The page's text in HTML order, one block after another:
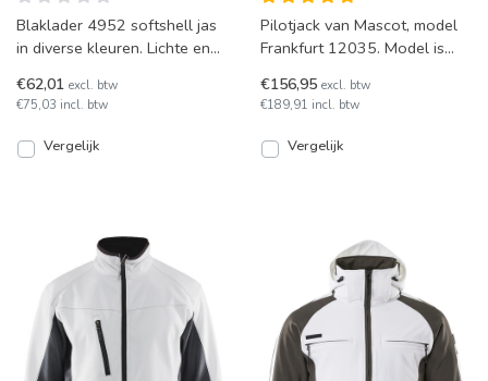
Blaklader 4952 softshell jas
in diverse kleuren. Lichte en
zit pretti
€62,01 excl. btw
€75,03 incl. btw
Vergelijk
Pilotjack van Mascot, model
Frankfurt 12035. Model is
kleuren leverba
€156,95 excl. btw
€189,91 incl. btw
Vergelijk